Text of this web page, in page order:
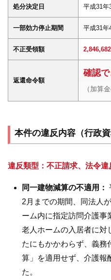
処分決定日 平成31年
一部効力停止期間 平成31年
不正受領額
返還命令額
確認
（加算
本件の違反内容（行政資
違反類型：不正請求、法令違
同一建物減算の不適用：
2月までの期間、同法人
ーム内に指定訪問介護事
老人ホームの入居者に対
たにもかかわらず、義務
算」を適用せず、介護報
た。